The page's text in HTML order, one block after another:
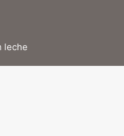
leche